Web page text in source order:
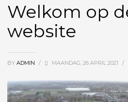
Welkom op
website
BY ADMIN / MAANDAG, 26 APRIL 2021 /